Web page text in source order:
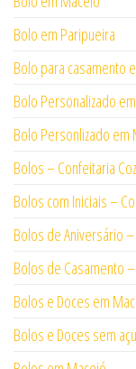
Bolo em Paripueira
Bolo para casamento
Bolo Personalizado
Bolo Personlizado em
Bolos – Confeitaria
Bolos com Iniciais –
Bolos de Aniversário
Bolos de Casamento
Bolos e Doces em
Bolos e Doces sem